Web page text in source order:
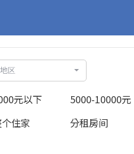
地区
元以下 5000-10000元
住家 分租房间